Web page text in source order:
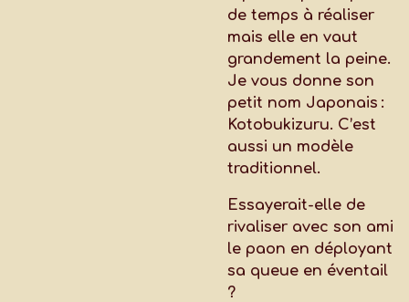
de temps à réaliser
mais elle en vaut
grandement la peine.
Je vous donne son
petit nom Japonais :
Kotobukizuru. C’est
aussi un modèle
traditionnel.
Essayerait-elle de
rivaliser avec son ami
le paon en déployant
sa queue en éventail
?